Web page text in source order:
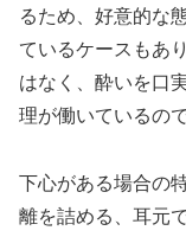
るため、好意的な
ているケースもあ
はなく、酔いを口
理が働いているので
下心がある場合の
離を詰める、耳元